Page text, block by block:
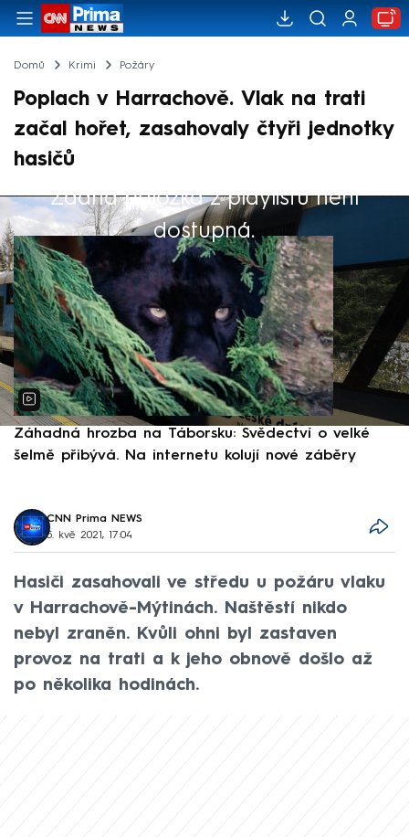
Domů Krimi Požáry
Poplach v Harrachově. Vlak na trati
začal hořet, zasahovaly čtyři jednotky
hasičů
Žádná položka z playlistu není
dostupná.
Výběr redakce
Záhadná hrozba na Táborsku: Svědectví o velké
šelmě přibývá. Na internetu kolují nové záběry
CNN Prima NEWS
5. kvě 2021, 17:04
Hasiči zasahovali ve středu u požáru vlaku
v Harrachově-Mýtinách. Naštěstí nikdo
nebyl zraněn. Kvůli ohni byl zastaven
provoz na trati a k jeho obnově došlo až
po několika hodinách.